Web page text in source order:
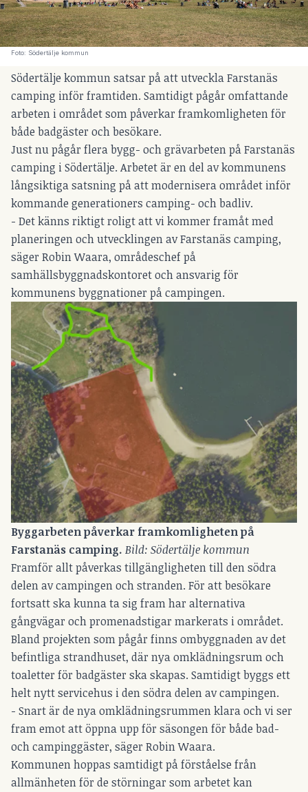
Foto: Södertälje kommun
Södertälje kommun satsar på att utveckla Farstanäs
camping inför framtiden. Samtidigt pågår omfattande
arbeten i området som påverkar framkomligheten för
både badgäster och besökare.
Just nu pågår flera bygg- och grävarbeten på Farstanäs
camping i Södertälje. Arbetet är en del av kommunens
långsiktiga satsning på att modernisera området inför
kommande generationers camping- och badliv.
- Det känns riktigt roligt att vi kommer framåt med
planeringen och utvecklingen av Farstanäs camping,
säger Robin Waara, områdeschef på
samhällsbyggnadskontoret och ansvarig för
kommunens byggnationer på campingen.
Byggarbeten påverkar framkomligheten på
Farstanäs camping. Bild: Södertälje kommun
Framför allt påverkas tillgängligheten till den södra
delen av campingen och stranden. För att besökare
fortsatt ska kunna ta sig fram har alternativa
gångvägar och promenadstigar markerats i området.
Bland projekten som pågår finns ombyggnaden av det
befintliga strandhuset, där nya omklädningsrum och
toaletter för badgäster ska skapas. Samtidigt byggs ett
helt nytt servicehus i den södra delen av campingen.
- Snart är de nya omklädningsrummen klara och vi ser
fram emot att öppna upp för säsongen för både bad-
och campinggäster, säger Robin Waara.
Kommunen hoppas samtidigt på förståelse från
allmänheten för de störningar som arbetet kan